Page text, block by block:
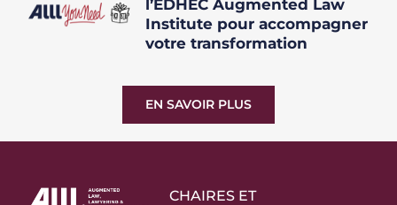
l’EDHEC Augmented Law
Institute pour accompagner
votre transformation
EN SAVOIR PLUS
CHAIRES ET